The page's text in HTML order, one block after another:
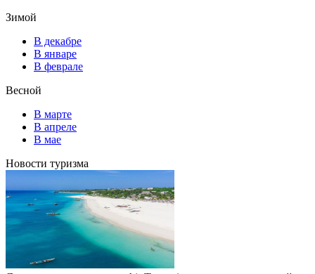
Зимой
В декабре
В январе
В феврале
Весной
В марте
В апреле
В мае
Новости туризма